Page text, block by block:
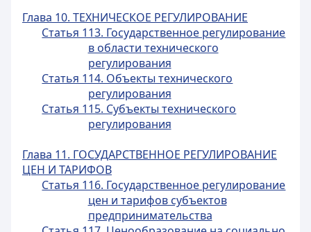
Глава 10. ТЕХНИЧЕСКОЕ РЕГУЛИРОВАНИЕ
Статья 113. Государственное регулирование
в области технического
регулирования
Статья 114. Объекты технического
регулирования
Статья 115. Субъекты технического
регулирования
Глава 11. ГОСУДАРСТВЕННОЕ РЕГУЛИРОВАНИЕ
ЦЕН И ТАРИФОВ
Статья 116. Государственное регулирование
цен и тарифов субъектов
предпринимательства